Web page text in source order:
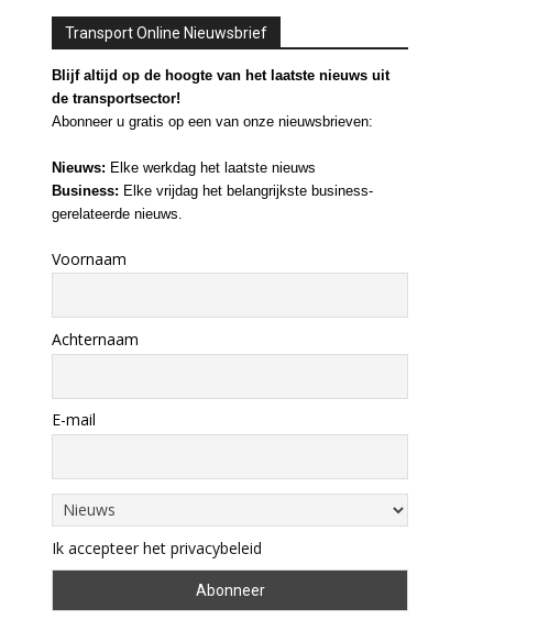
Transport Online Nieuwsbrief
Blijf altijd op de hoogte van het laatste nieuws uit
de transportsector!
Abonneer u gratis op een van onze nieuwsbrieven:
Nieuws: Elke werkdag het laatste nieuws
Business: Elke vrijdag het belangrijkste business-
gerelateerde nieuws.
Voornaam
Achternaam
E-mail
Ik accepteer het privacybeleid